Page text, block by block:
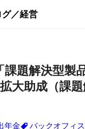
グ 経営
課題解決型製
大助成（課
年金
バックオフィ